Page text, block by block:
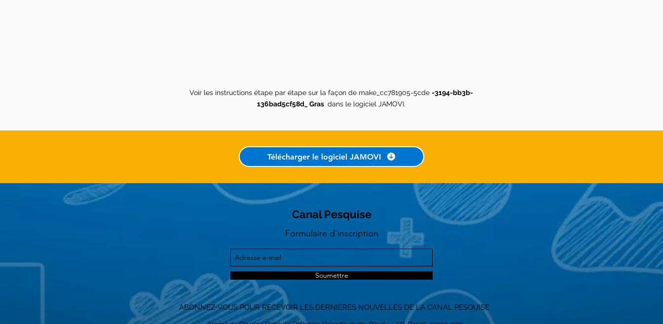
Voir les instructions étape par étape sur la façon de make_cc781905-5cde -3194-bb3b-
136bad5cf58d_ Gras dans le logiciel JAMOVI.
Télécharger le logiciel JAMOVI
Canal Pesquise
Formulaire d'inscription
Soumettre
ABONNEZ-VOUS POUR RECEVOIR LES DERNIÈRES NOUVELLES DE LA CANAL PESQUISE